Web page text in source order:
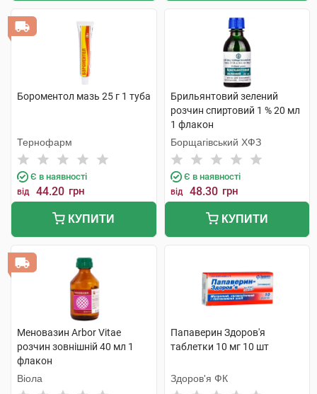
Бороментол мазь 25 г 1 туба
Тернофарм
Є в наявності
від 44.20 грн
КУПИТИ
Брильянтовий зелений
розчин спиртовий 1 % 20 мл
1 флакон
Борщагівський ХФЗ
Є в наявності
від 48.30 грн
КУПИТИ
Меновазин Arbor Vitae
розчин зовнішній 40 мл 1
флакон
Віола
Папаверин Здоров'я
таблетки 10 мг 10 шт
Здоров'я ФК